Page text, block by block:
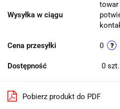
Wysyłka w ciągu
towar
Cena przesyłki 0
Dostępność 0 szt.
Pobierz produkt do PDF